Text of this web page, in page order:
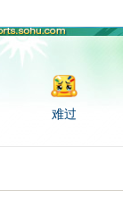
难过